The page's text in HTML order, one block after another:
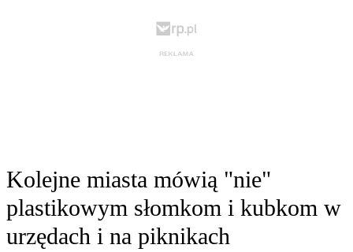
Kolejne miasta mówią "nie"
plastikowym słomkom i kubkom w
urzędach i na piknikach